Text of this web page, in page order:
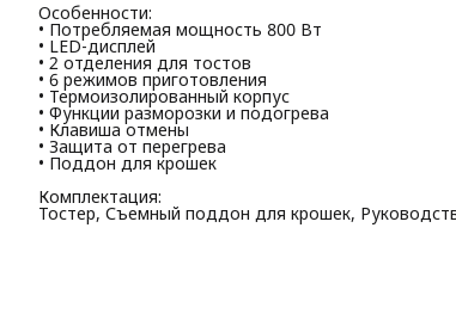
Особенности:
• Потребляемая мощность 800 Вт
• LED-дисплей
• 2 отделения для тостов
• 6 режимов приготовления
• Термоизолированный корпус
• Функции разморозки и подогрева
• Клавиша отмены
• Защита от перегрева
• Поддон для крошек
Комплектация:
Тостер, Съемный поддон для крошек,